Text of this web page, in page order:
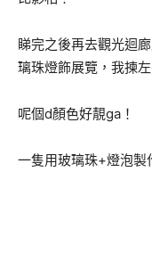
睇完之後再去觀光迴
璃珠燈飾展覽，我揀
呢個d顏色好靚ga！
一隻用玻璃珠+燈泡